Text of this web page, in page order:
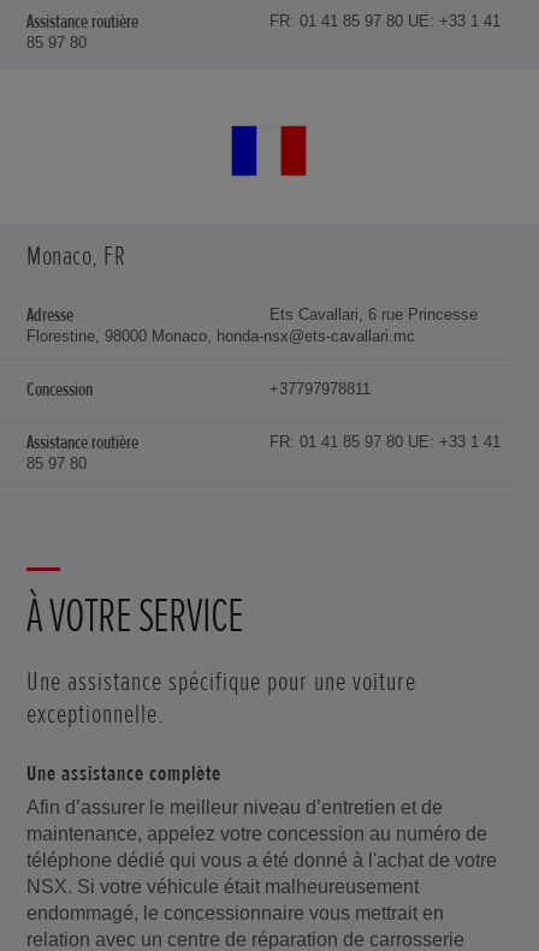
FR: 01 41 85 97 80 UE: +33 1 41
85 97 80
Monaco, FR
Ets Cavallari, 6 rue Princesse
Florestine, 98000 Monaco, honda-nsx@ets-cavallari.mc
+37797978811
FR: 01 41 85 97 80 UE: +33 1 41
85 97 80
À VOTRE SERVICE
Une assistance spécifique pour une voiture
exceptionnelle.
Une assistance complète
Afin d’assurer le meilleur niveau d’entretien et de
maintenance, appelez votre concession au numéro de
téléphone dédié qui vous a été donné à l'achat de votre
NSX. Si votre véhicule était malheureusement
endommagé, le concessionnaire vous mettrait en
relation avec un centre de réparation de carrosserie